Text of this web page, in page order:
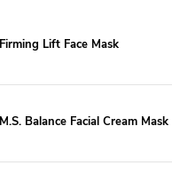
Lift Face Mask
Balance Facial Cream Mask